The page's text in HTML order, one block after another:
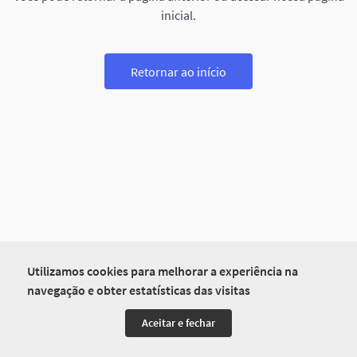
Utilizamos cookies para melhorar a experiência na
navegação e obter estatísticas das visitas
Aceitar e fechar
inicial.
Retornar ao início